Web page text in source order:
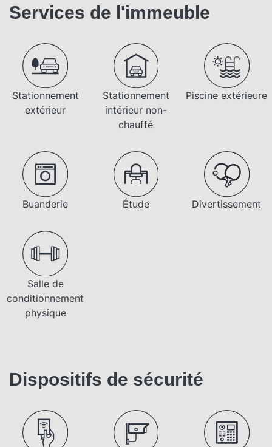
Services de l'immeuble
Stationnement
extérieur
Stationnement
intérieur non-
chauffé
Piscine extérieure
Buanderie Étude Divertissement
Salle de
conditionnement
physique
Dispositifs de sécurité